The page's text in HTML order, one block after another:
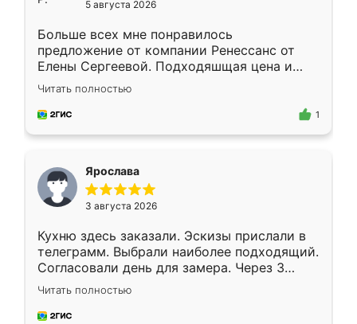
5 августа 2026
Больше всех мне понравилось
предложение от компании Ренессанс от
Елены Сергеевой. Подходяшщая цена и
короткие сроки изготовления. Приехавший
для замера сотрудник Владислав
предложил по моему эскизу самый
Читать полностью
1
Ярослава
3 августа 2026
Кухню здесь заказали. Эскизы прислали в
телеграмм. Выбрали наиболее подходящий.
Согласовали день для замера. Через 3
недели кухня была уже готова. Остались
довольны работой. Спасибо Ренессанс
мебель за качественную работу!
Читать полностью